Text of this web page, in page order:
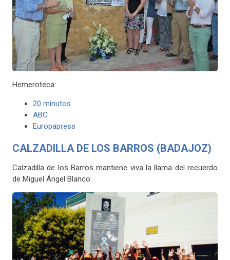
Hemeroteca:
20 minutos
ABC
Europapress
CALZADILLA DE LOS BARROS (BADAJOZ)
Calzadilla de los Barros mantiene viva la llama del recuerdo
de Miguel Ángel Blanco.